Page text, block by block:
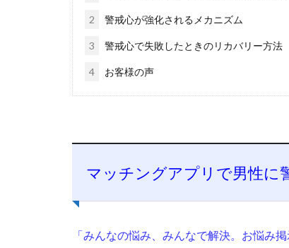
2 警戒心が強化されるメカニズム
3 警戒心で失敗したときのリカバリー方法
4 お客様の声
マッチングアプリで男性に
「みんなの悩み、みんなで解決。お悩み掲